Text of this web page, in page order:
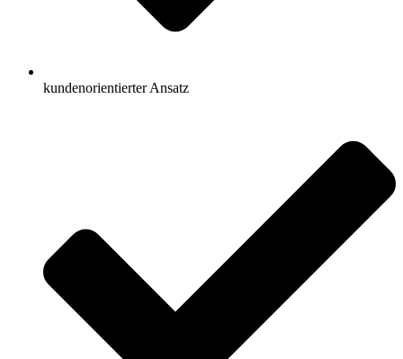
kundenorientierter Ansatz